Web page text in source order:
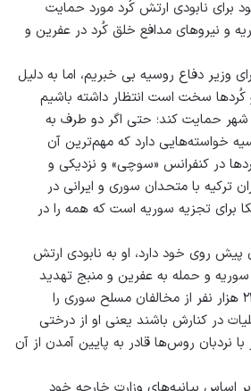
برای نابودی ارتش کُرد مورد حمایت
و نیروهای مدافع خلق کُرد در عفرین و
وزیر دفاع روسیه بی خبریم، اما به دلیل
سخت است انتظار داشته باشیم
شهر حمایت کند؛ حتی اگر دو طرف به
خواسته‌هایی دارد که مهم‌ترین آن
در کنفرانس «سوچی» و نزدیکی و
ترکیه با متحدان سوری و ایرانی در
برای تجزیه سوریه است که همه را در
پیش روی خود دارد، او به نابودی ارتش
و حمله به عفرین و منبج تهدید
کرده و ارتشی متشکل از ۲۲ هزار نفر از مخالفان مسلح سوری را
در کنارش باشند یعنی او از درختی
با نردبان روس‌ها قادر به پایین آمدن از آن